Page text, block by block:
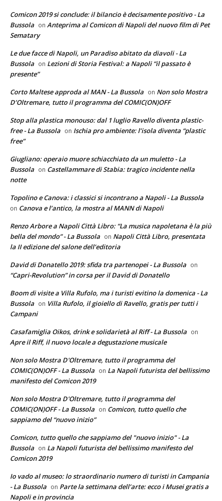
Comicon 2019 si conclude: il bilancio è decisamente positivo - La
Bussola on Anteprima al Comicon di Napoli del nuovo film di Pet
Sematary
Le due facce di Napoli, un Paradiso abitato da diavoli - La
Bussola on Lezioni di Storia Festival: a Napoli “il passato è
presente”
Corto Maltese approda al MAN - La Bussola on Non solo Mostra
D’Oltremare, tutto il programma del COMIC(ON)OFF
Stop alla plastica monouso: dal 1 luglio Ravello diventa plastic-
free - La Bussola on Ischia pro ambiente: l’isola diventa “plastic
free”
Giugliano: operaio muore schiacchiato da un muletto - La
Bussola on Castellammare di Stabia: tragico incidente nella
notte
Topolino e Canova: i classici si incontrano a Napoli - La Bussola
on Canova e l’antico, la mostra al MANN di Napoli
Renzo Arbore a Napoli Città Libro: “La musica napoletana è la più
bella del mondo” - La Bussola on Napoli Città Libro, presentata
la II edizione del salone dell’editoria
David di Donatello 2019: sfida tra partenopei - La Bussola on
“Capri-Revolution” in corsa per il David di Donatello
Boom di visite a Villa Rufolo, ma i turisti evitino la domenica - La
Bussola on Villa Rufolo, il gioiello di Ravello, gratis per tutti i
Campani
Casafamiglia Oikos, drink e solidarietà al Riff - La Bussola on
Apre il Riff, il nuovo locale a degustazione musicale
Non solo Mostra D'Oltremare, tutto il programma del
COMIC(ON)OFF - La Bussola on La Napoli futurista del bellissimo
manifesto del Comicon 2019
Non solo Mostra D'Oltremare, tutto il programma del
COMIC(ON)OFF - La Bussola on Comicon, tutto quello che
sappiamo del “nuovo inizio”
Comicon, tutto quello che sappiamo del "nuovo inizio" - La
Bussola on La Napoli futurista del bellissimo manifesto del
Comicon 2019
Io vado al museo: lo straordinario numero di turisti in Campania
- La Bussola on Parte la settimana dell’arte: ecco i Musei gratis a
Napoli e in provincia